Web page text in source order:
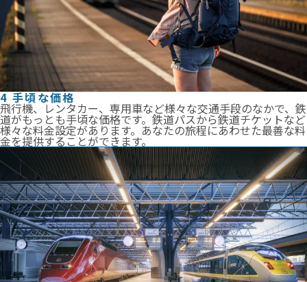
4 手頃な価格
飛行機、レンタカー、専用車など様々な交通手段のなかで、鉄
道がもっとも手頃な価格です。鉄道パスから鉄道チケットなど
様々な料金設定があります。あなたの旅程にあわせた最善な料
金を提供することができます。